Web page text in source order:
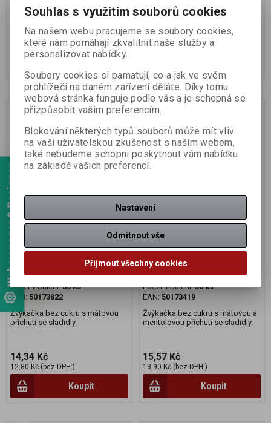
Webmanager & Designer
14,34 Kč
12,80 Kč (bez DPH:)
14,34 Kč
12,80 Kč (bez DPH:)
Wrigley's Orbit spearmint
Katalogové číslo:190039
Počet v balení:30 ks
EAN: 50173822
Žvýkačka bez cukru s mátovou
příchutí se sladidly.
14,34 Kč
12,80 Kč (bez DPH:)
Koupit
Wrg Winterfresh originál
14g/30ks
Katalogové číslo:190070
Počet v balení:30 ks
EAN: 50173419
Žvýkačka bez cukru s mátovou a
mentolovou příchutí se sladidly.
15,57 Kč
13,90 Kč (bez DPH:)
Koupit
Souhlas s využitím souborů cookies
Na našem webu pracujeme se soubory cookies,
které nám pomáhají zkvalitnit naše služby a
personalizovat nabídky.
Soubory cookies si pamatují, co a jak ve svém
prohlížeči na daném zařízení děláte. Díky tomu
webová stránka funguje podle vás a je schopná se
přizpůsobit vašim preferencím.
Blokování některých typů souborů může mít vliv
na vaši uživatelskou zkušenost s naším webem,
také nebudeme schopni poskytnout vám nabídku
na základě vašich preferencí.
Nastavení
Odmítnout vše
Přijmout všechny cookies